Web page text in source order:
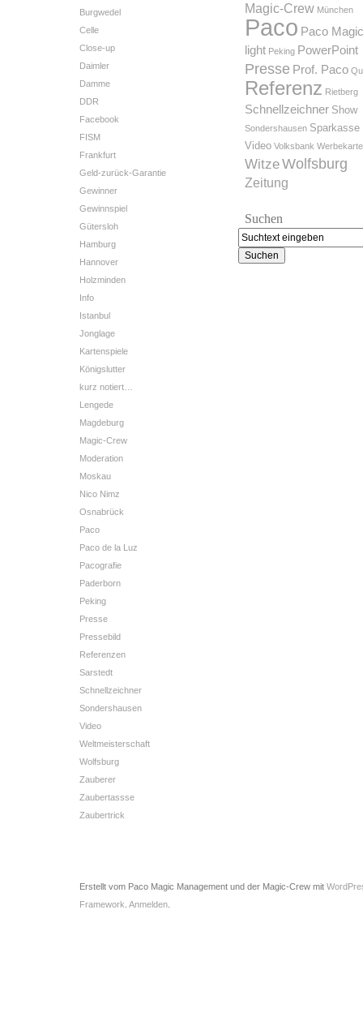
Burgwedel
Celle
Close-up
Daimler
Damme
DDR
Facebook
FISM
Frankfurt
Geld-zurück-Garantie
Gewinner
Gewinnspiel
Gütersloh
Hamburg
Hannover
Holzminden
Info
Istanbul
Jonglage
Kartenspiele
Königslutter
kurz notiert…
Lengede
Magdeburg
Magic-Crew
Moderation
Moskau
Nico Nimz
Osnabrück
Paco
Paco de la Luz
Pacografie
Paderborn
Peking
Presse
Pressebild
Referenzen
Sarstedt
Schnellzeichner
Sondershausen
Video
Weltmeisterschaft
Wolfsburg
Zauberer
Zaubertassse
Zaubertrick
Magic-Crew München
Paco Paco Magic
light Peking PowerPoint
Presse Prof. Paco
Referenz Rietberg
Schnellzeichner Show
Sondershausen Sparkasse
Video Volksbank
WitzeWolfsburg
Zeitung
Suchen
Erstellt vom Paco Magic Management und der Magic-Crew mit
Framework Anmelden